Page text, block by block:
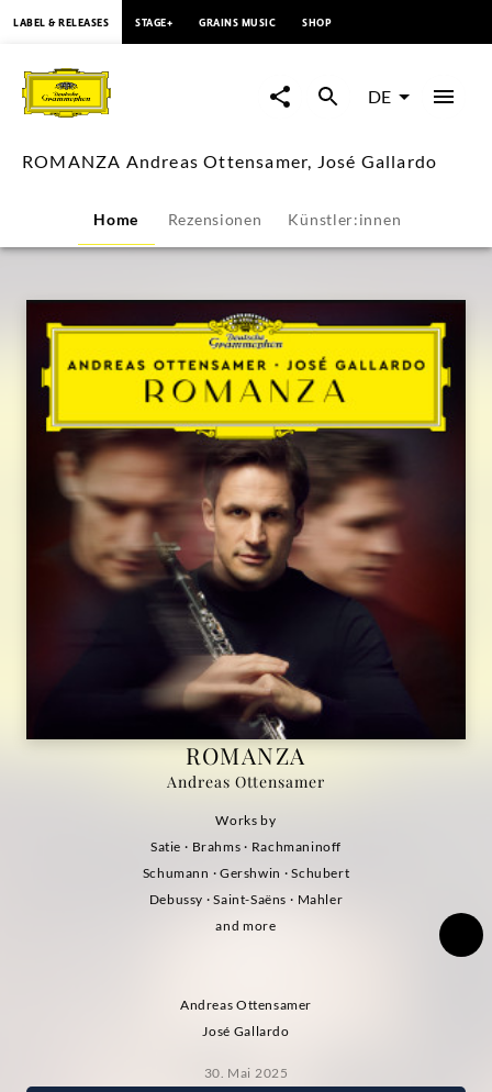
ROMANZA
Andreas
Ottensamer,
Gallardo
Deutsche
Grammophon
LABEL & RELEASES STAGE+ GRAINS MUSIC SHOP
DE
ROMANZA Andreas Ottensamer, José Gallardo
Home Rezensionen Künstler:innen
ROMANZA
Andreas Ottensamer
Works by
Satie · Brahms · Rachmaninoff
Schumann · Gershwin · Schubert
Debussy · Saint-Saëns · Mahler
and more
Andreas Ottensamer
José Gallardo
30. Mai 2025